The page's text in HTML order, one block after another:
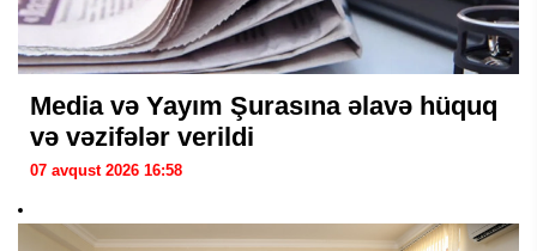
Media və Yayım Şurasına əlavə hüquq
və vəzifələr verildi
07 avqust 2026 16:58